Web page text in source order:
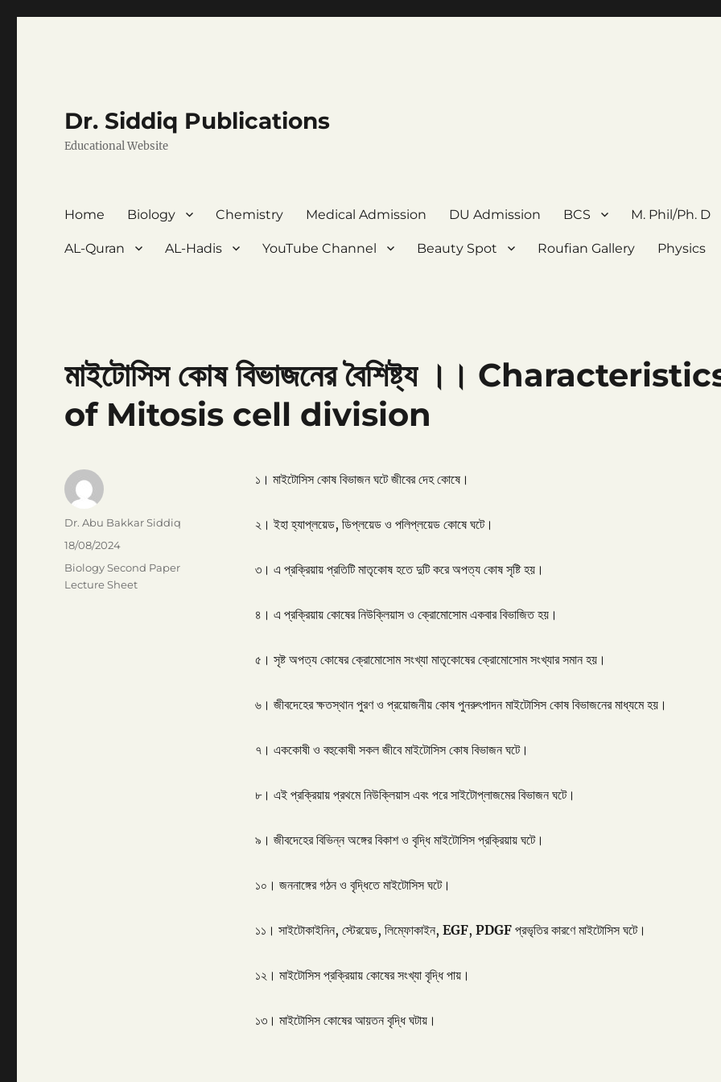
Dr. Siddiq Publications
Educational Website
Home Biology Chemistry Medical Admission DU Admission BCS M. Phil/Ph. D
AL-Quran AL-Hadis YouTube Channel Beauty Spot Roufian Gallery Physics
মাইটোসিস কোষ বিভাজনের বৈশিষ্ট্য ।।
of Mitosis cell division
১। মাইটোসিস কোষ বিভাজন ঘটে জীবের দেহ কোষে।
২। ইহা হ্যাপ্লয়েড, ডিপ্লয়েড ও পলিপ্লয়েড কোষে ঘটে।
৩। এ প্রক্রিয়ায় প্রতিটি মাতৃকোষ হতে দুটি করে অপত্য কোষ সৃষ্টি হয়।
৪। এ প্রক্রিয়ায় কোষের নিউক্লিয়াস ও ক্রোমোসোম একবার বিভাজিত হয়।
৫। সৃষ্ট অপত্য কোষের ক্রোমোসোম সংখ্যা মাতৃকোষের ক্রোমোসোম সংখ্যার সমান হয়।
৬। জীবদেহের ক্ষতস্থান পুরণ ও প্রয়োজনীয় কোষ পুনরুৎপাদন মাইটোসিস কোষ বিভাজনের মাধ্যমে হয়।
৭। এককোষী ও বহুকোষী সকল জীবে মাইটোসিস কোষ বিভাজন ঘটে।
৮। এই প্রক্রিয়ায় প্রথমে নিউক্লিয়াস এবং পরে সাইটোপ্লাজমের বিভাজন ঘটে।
৯। জীবদেহের বিভিন্ন অঙ্গের বিকাশ ও বৃদ্ধি মাইটোসিস প্রক্রিয়ায় ঘটে।
১০। জননাঙ্গের গঠন ও বৃদ্ধিতে মাইটোসিস ঘটে।
১১। সাইটোকাইনিন, স্টেরয়েড, লিম্ফোকাইন, EGF, PDGFপ্রভৃতির কারণে মাইটোসিস ঘটে।
১২। মাইটোসিস প্রক্রিয়ায় কোষের সংখ্যা বৃদ্ধি পায়।
১৩। মাইটোসিস কোষের আয়তন বৃদ্ধি ঘটায়।
Author
Dr. Abu Bakkar Siddiq
Posted
on
18/08/2024
Categories
Biology Second Paper
Lecture Sheet